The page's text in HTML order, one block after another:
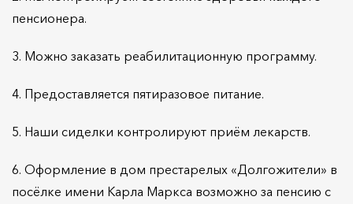
пенсионера.
3. Можно заказать реабилитационную программу.
4. Предоставляется пятиразовое питание.
5. Наши сиделки контролируют приём лекарств.
6. Оформление в дом престарелых «Долгожители» в
посёлке имени Карла Маркса возможно за пенсию с